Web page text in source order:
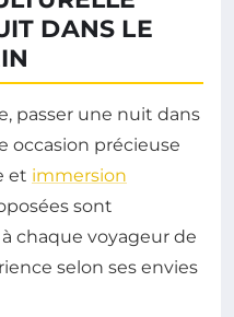
DANS LE
passer une nuit dans
occasion précieuse
et immersion
sont
chaque voyageur de
selon ses envies